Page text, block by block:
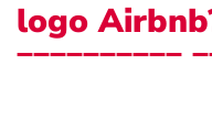
logo